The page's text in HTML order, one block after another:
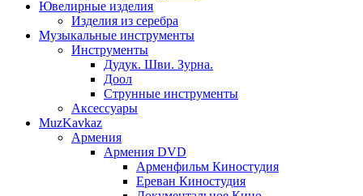
Ювелирные изделия
Изделия из серебра
Музыкальные инструменты
Инструменты
Дудук. Шви. Зурна.
Доол
Струнные инструменты
Аксессуары
MuzKavkaz
Армения
Армения DVD
Арменфильм Киностудия
Ереван Киностудия